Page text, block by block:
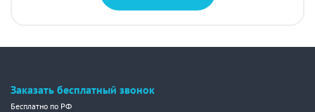
Заказать бесплатный звонок
Бесплатно по РФ